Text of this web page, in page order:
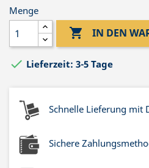
Menge
 IN DEN
 Lieferzeit: 3-5 Tage
Schnelle Lieferung mit
Sichere